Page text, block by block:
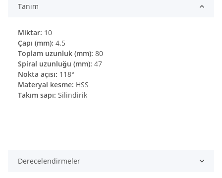
Tanım
Miktar: 10
Çapı (mm): 4.5
Toplam uzunluk (mm): 80
Spiral uzunluğu (mm): 47
Nokta açısı: 118°
Materyal kesme: HSS
Takım sapı: Silindirik
Derecelendirmeler